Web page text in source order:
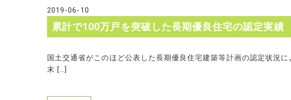
2019-06-10
累計で100万戸を突破した長期優良住宅の認定実績
国土交通省がこのほど公表した長期優良住宅建築等計画の認定状況
末 […]